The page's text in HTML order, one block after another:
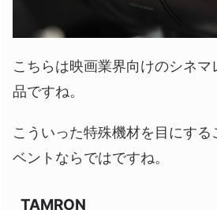
こちらは映画業界向けのシネ
品ですね。
こういった特殊機材を目にする
ベントならではですね。
TAMRON